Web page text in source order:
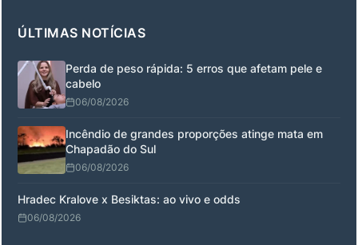
ÚLTIMAS NOTÍCIAS
Perda de peso rápida: 5 erros que afetam pele e
cabelo
06/08/2026
Incêndio de grandes proporções atinge mata em
Chapadão do Sul
06/08/2026
Hradec Kralove x Besiktas: ao vivo e odds
06/08/2026